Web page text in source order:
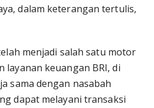
dalam keterangan tertulis,
menjadi salah satu motor
layanan keuangan BRI, di
sama dengan nasabah
dapat melayani transaksi